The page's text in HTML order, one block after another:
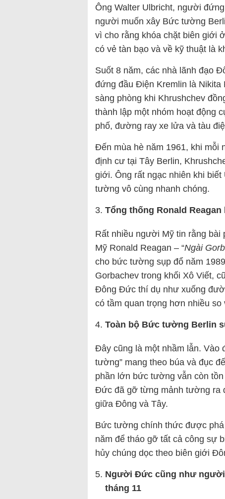
Ông Walter Ulbricht, người
người muốn xây Bức tường
vì cho rằng khóa chặt biên giới
có vẻ tàn bạo và về kỹ thuật là
Suốt 8 năm, các nhà lãnh đạo
đứng đầu Điện Kremlin là Nikita
sàng phòng khi Khrushchev
thành lập một nhóm hoạt động
phố, đường ray xe lửa và tàu
Đến mùa hè năm 1961, khi
định cư tại Tây Berlin,
giới. Ông rất ngạc nhiên khi
tường vô cùng nhanh chóng.
Tổng thống Ronald
Rất nhiều người Mỹ tin rằng bài
Mỹ Ronald Reagan – “Ngài
cho bức tường sụp đổ năm
Gorbachev trong khối Xô Viết,
Đông Đức thí dụ như xuống
có tầm quan trọng hơn nhiều
Toàn bộ Bức tường Berlin
Đây cũng là một nhầm lẫn. Vào
tường” mang theo búa và đục
phần lớn bức tường vẫn còn
Đức đã gỡ từng mảnh tường ra
giữa Đông và Tây.
Bức tường chính thức được
năm để tháo gỡ tất cả công sự
hủy chúng dọc theo biên giới
Người Đức cũng như
tháng 11